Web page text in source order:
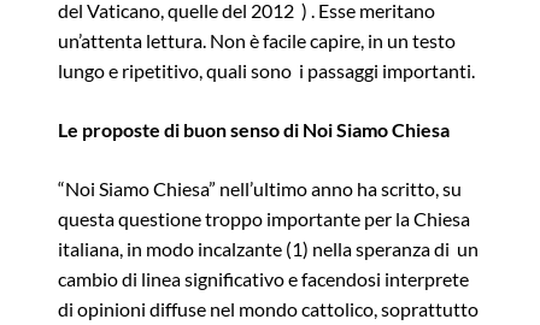
del Vaticano, quelle del 2012 ) . Esse meritano
un’attenta lettura. Non è facile capire, in un testo
lungo e ripetitivo, quali sono i passaggi importanti.
Le proposte di buon senso di Noi Siamo Chiesa
“Noi Siamo Chiesa” nell’ultimo anno ha scritto, su
questa questione troppo importante per la Chiesa
italiana, in modo incalzante (1) nella speranza di un
cambio di linea significativo e facendosi interprete
di opinioni diffuse nel mondo cattolico, soprattutto